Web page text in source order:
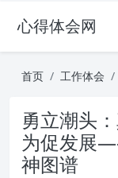
心得体会网
首页 工作体会
勇立潮头
为促发展
神图谱